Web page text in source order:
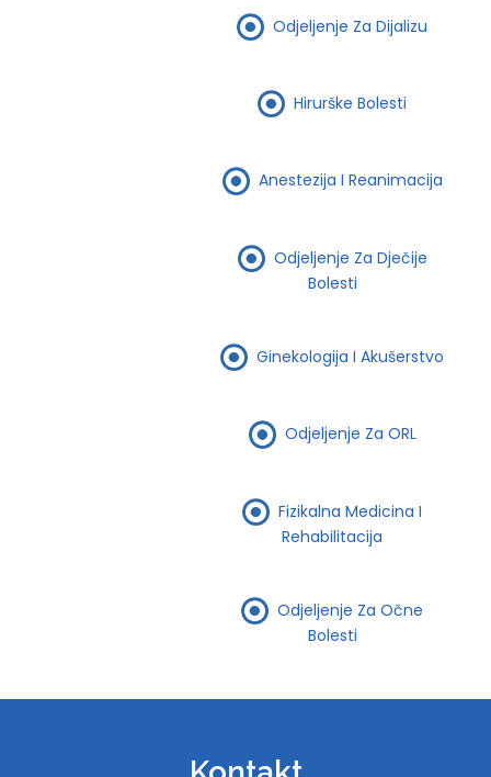
Odjeljenje Za Dijalizu
Hirurške Bolesti
Anestezija I Reanimacija
Odjeljenje Za Dječije
Bolesti
Ginekologija I Akušerstvo
Odjeljenje Za ORL
Fizikalna Medicina I
Rehabilitacija
Odjeljenje Za Očne
Bolesti